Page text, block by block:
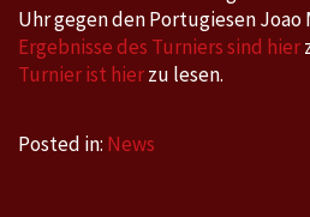
19
Nov
2017
Uhr gegen den Portugiesen
Ergebnisse des Turniers sind hier
Turnier ist hierzu lesen.
Posted in: News